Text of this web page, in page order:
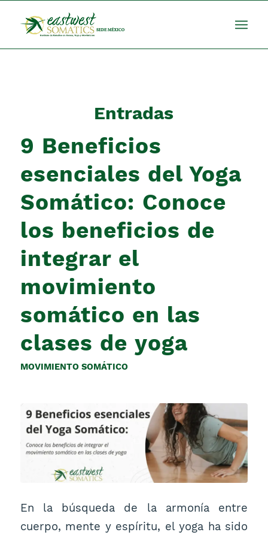
Entradas
9 Beneficios
esenciales del Yoga
Somático: Conoce
los beneficios de
integrar el
movimiento
somático en las
clases de yoga
MOVIMIENTO SOMÁTICO
En la búsqueda de la armonía entre
cuerpo, mente y espíritu, el yoga ha sido